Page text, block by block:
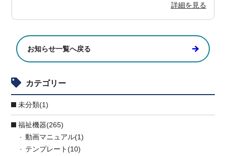
詳細を見る
お知らせ一覧へ戻る
カテゴリー
未分類(1)
福祉機器(265)
動画マニュアル(1)
テンプレート(10)